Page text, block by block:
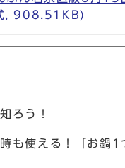
, 908.51KB)
ろう！
も使える！「お鍋1